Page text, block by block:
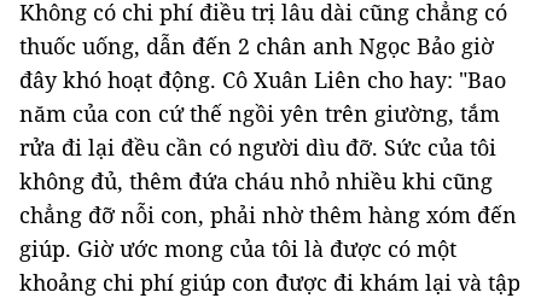
Không có chi phí điều trị lâu dài cũng chẳng có
thuốc uống, dẫn đến 2 chân anh Ngọc Bảo giờ
đây khó hoạt động. Cô Xuân Liên cho hay: "Bao
năm của con cứ thế ngồi yên trên giường, tắm
rửa đi lại đều cần có người dìu đỡ. Sức của tôi
không đủ, thêm đứa cháu nhỏ nhiều khi cũng
chẳng đỡ nỗi con, phải nhờ thêm hàng xóm đến
giúp. Giờ ước mong của tôi là được có một
khoảng chi phí giúp con được đi khám lại và tập